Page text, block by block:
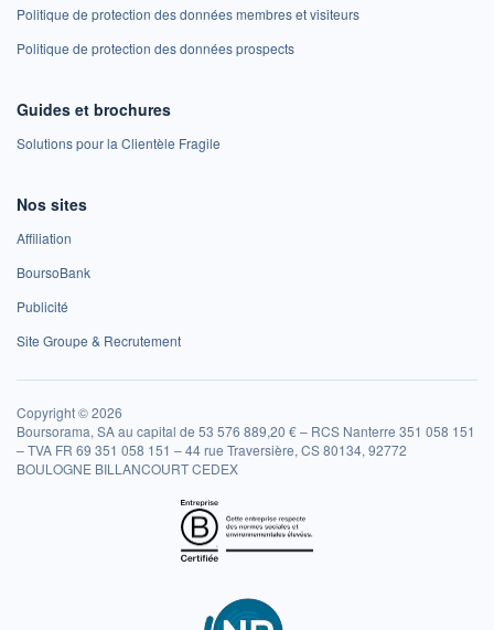
Politique de protection des données membres et visiteurs
Politique de protection des données prospects
Guides et brochures
Solutions pour la Clientèle Fragile
Nos sites
Affiliation
BoursoBank
Publicité
Site Groupe & Recrutement
Copyright © 2026
Boursorama, SA au capital de 53 576 889,20 € – RCS Nanterre 351 058 151
– TVA FR 69 351 058 151 – 44 rue Traversière, CS 80134, 92772
BOULOGNE BILLANCOURT CEDEX